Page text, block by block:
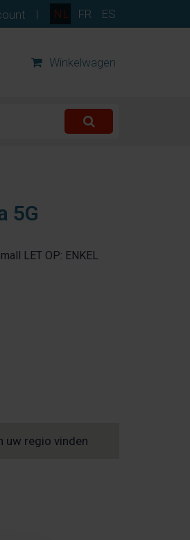
NL FR ES
|
Winkelwagen
5G
LET OP: ENKEL
uw regio vinden